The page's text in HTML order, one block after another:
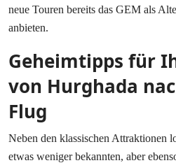
neue Touren bereits das GEM als
anbieten.
Geheimtipps für
von Hurghada
Flug
Neben den klassischen Attraktionen
etwas weniger bekannten, aber